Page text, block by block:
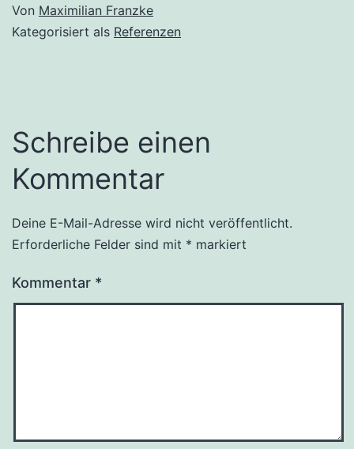
Von Maximilian Franzke
Kategorisiert als Referenzen
Schreibe einen
Kommentar
Deine E-Mail-Adresse wird nicht veröffentlicht.
Erforderliche Felder sind mit * markiert
Kommentar *